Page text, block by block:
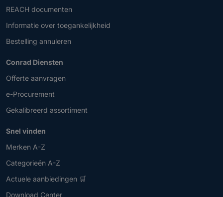
REACH documenten
Informatie over toegankelijkheid
Bestelling annuleren
Conrad Diensten
Offerte aanvragen
e-Procurement
Gekalibreerd assortiment
Snel vinden
Merken A-Z
Categorieën A-Z
Actuele aanbiedingen 🛒
Download Center